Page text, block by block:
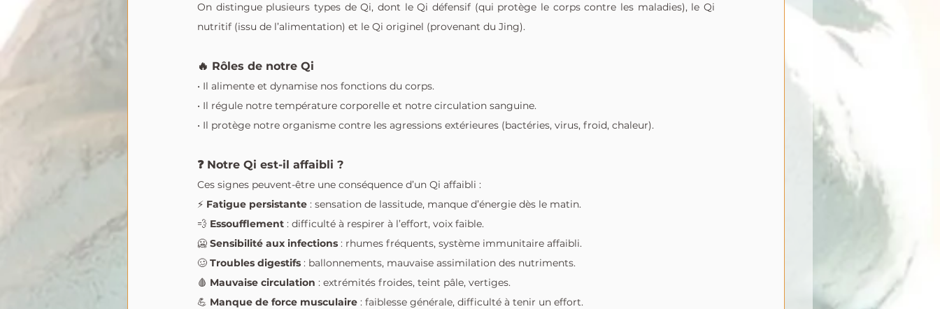
On distingue plusieurs types de Qi, dont le Qi défensif (qui protège le corps contre les maladies), le Qi
nutritif (issu de l’alimentation) et le Qi originel (provenant du Jing).
🔥 Rôles de notre Qi
• Il alimente et dynamise nos fonctions du corps.
• Il régule notre température corporelle et notre circulation sanguine.
• Il protège notre organisme contre les agressions extérieures (bactéries, virus, froid, chaleur).
❓ Notre Qi est-il affaibli ?
Ces signes peuvent-être une conséquence d’un Qi affaibli :
⚡ Fatigue persistante : sensation de lassitude, manque d’énergie dès le matin.
💨 Essoufflement : difficulté à respirer à l’effort, voix faible.
🥶 Sensibilité aux infections : rhumes fréquents, système immunitaire affaibli.
🥴 Troubles digestifs : ballonnements, mauvaise assimilation des nutriments.
🩸 Mauvaise circulation : extrémités froides, teint pâle, vertiges.
💪 Manque de force musculaire : faiblesse générale, difficulté à tenir un effort.